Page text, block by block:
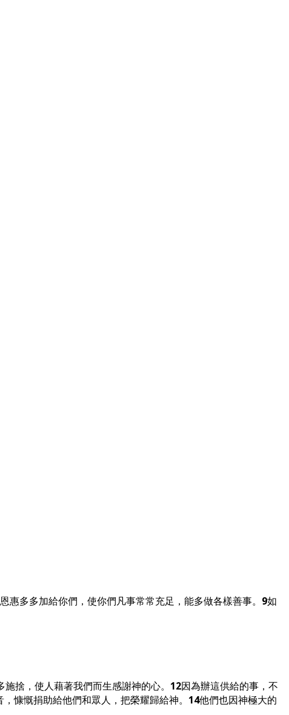
惠多多加給你們，使你們凡事常常充足，能多做各樣善事。 9如
捨，使人藉著我們而生感謝神的心。 12因為辦這供給的事，不
慷慨捐助給他們和眾人，把榮耀歸給神。 14他們也因神極大的